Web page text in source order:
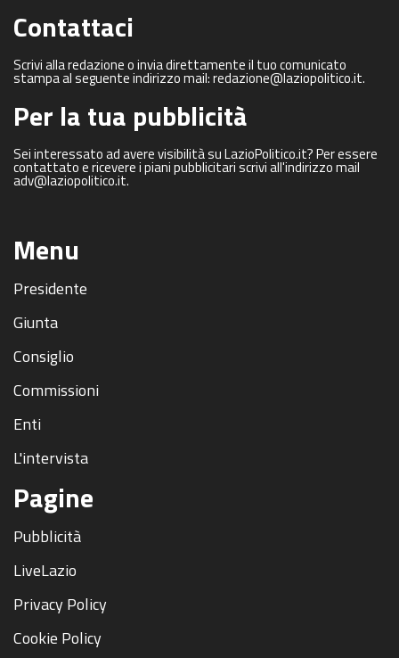
Contattaci
Scrivi alla redazione o invia direttamente il tuo comunicato
stampa al seguente indirizzo mail: redazione@laziopolitico.it.
Per la tua pubblicità
Sei interessato ad avere visibilità su LazioPolitico.it? Per essere
contattato e ricevere i piani pubblicitari scrivi all'indirizzo mail
adv@laziopolitico.it.
Menu
Presidente
Giunta
Consiglio
Commissioni
Enti
L'intervista
Pagine
Pubblicità
LiveLazio
Privacy Policy
Cookie Policy